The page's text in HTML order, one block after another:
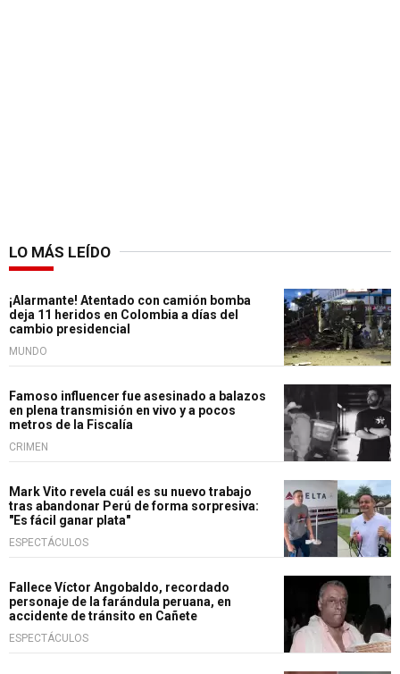
LO MÁS LEÍDO
¡Alarmante! Atentado con camión bomba
deja 11 heridos en Colombia a días del
cambio presidencial
MUNDO
Famoso influencer fue asesinado a balazos
en plena transmisión en vivo y a pocos
metros de la Fiscalía
CRIMEN
Mark Vito revela cuál es su nuevo trabajo
tras abandonar Perú de forma sorpresiva:
"Es fácil ganar plata"
ESPECTÁCULOS
Fallece Víctor Angobaldo, recordado
personaje de la farándula peruana, en
accidente de tránsito en Cañete
ESPECTÁCULOS